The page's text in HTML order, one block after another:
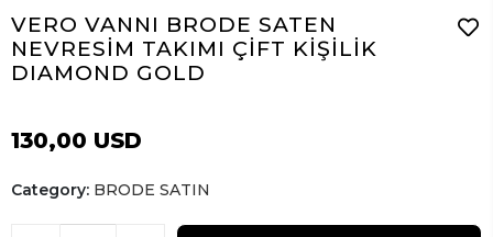
VERO VANNI BRODE SATEN
NEVRESİM TAKIMI ÇİFT KİŞİLİK
DIAMOND GOLD
130,00 USD
Category: BRODE SATIN